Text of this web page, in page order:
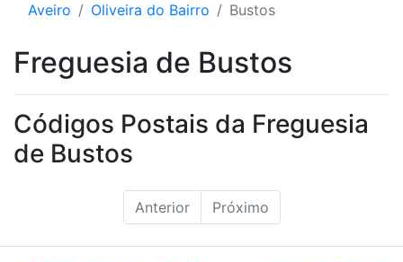
Aveiro Oliveira do Bairro Bustos
Freguesia de Bustos
Códigos Postais da Freguesia
de Bustos
Anterior Próximo